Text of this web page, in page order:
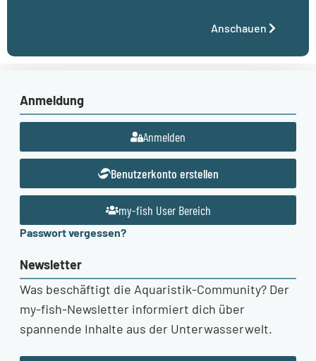
Anschauen
Anmeldung
Anmelden
Benutzerkonto erstellen
my-fish User Bereich
Passwort vergessen?
Newsletter
Was beschäftigt die Aquaristik-Community? Der
my-fish-Newsletter informiert dich über
spannende Inhalte aus der Unterwasserwelt.